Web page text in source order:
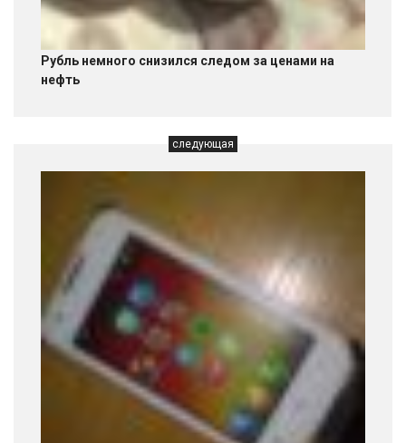
Рубль немного снизился следом за ценами на
нефть
следующая